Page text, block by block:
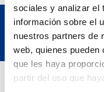
sociales y analizar el
información sobre el
nuestros partners de
web, quienes pueden
que les haya
partir del uso que
Datos de